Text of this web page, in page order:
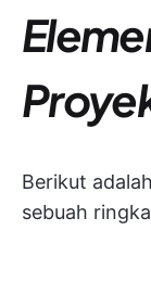
Berikut
sebuah